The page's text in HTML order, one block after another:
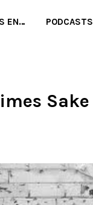
EN… PODCASTS
Sake